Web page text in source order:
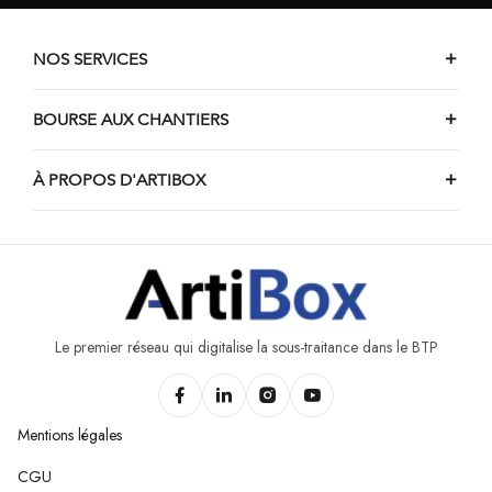
Chantiers de peinture d'Asquillies
Chantiers de peinture de Le Rœulx
Chantiers de peinture de Ramecroix
Chantiers de peinture d'Havré
Chantiers de peinture de Chapelle-lez-Herlaimont
NOS SERVICES
BOURSE AUX CHANTIERS
À PROPOS D'ARTIBOX
Le premier réseau qui digitalise la sous-traitance dans le BTP
Mentions légales
CGU